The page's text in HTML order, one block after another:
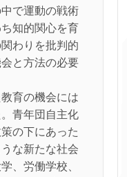
で運動の戦術
知的関心を育
わりを批判的
と方法の必要
育の機会には
青年団自主化
の下にあった
な新たな社会
、労働学校、